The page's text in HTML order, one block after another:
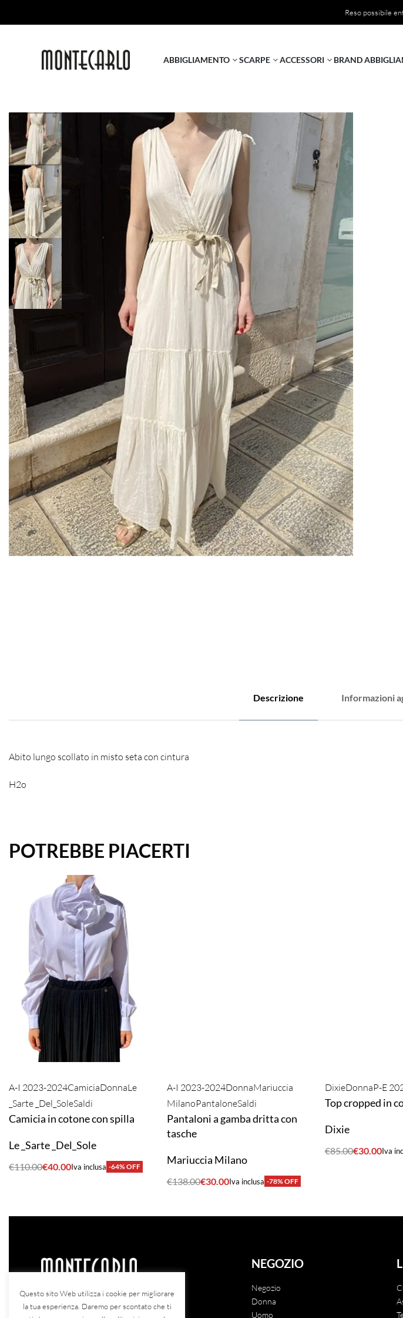
Reso possibile
ABBIGLIAMENTO SCARPE ACCESSORI BRAND
Descrizione Informazioni
Abito lungo scollato in misto seta con cintura
H2o
POTREBBE PIACERTI
A-I 2023-2024CamiciaDonnaLe
_Sarte _Del_SoleSaldi
Camicia in cotone con spilla
Le _Sarte _Del_Sole
€110.00€40.00Iva inclusa -64% OFF
A-I 2023-2024DonnaMariuccia
MilanoPantaloneSaldi
Pantaloni a gamba dritta con
tasche
Mariuccia Milano
€138.00€30.00Iva inclusa -78% OFF
DixieDonnaP-E
Top cropped in
Dixie
€85.00€30.00Iva
Via Margherita di Savoia, 43
NEGOZIO
Negozio
Donna
Uomo
Questo sito Web utilizza i cookie per migliorare
la tua esperienza. Daremo per scontato che ti